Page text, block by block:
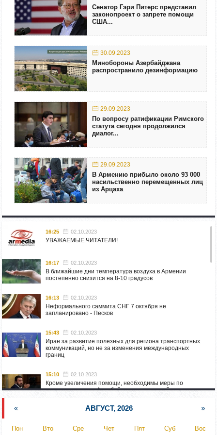
Сенатор Гэри Питерс представил
законопроект о запрете помощи
США...
30.09.2023
Минобороны Азербайджана
распространило дезинформацию
29.09.2023
По вопросу ратификации Римского
статута сегодня продолжился
диалог...
29.09.2023
В Армению прибыло около 93 000
насильственно перемещенных лиц
из Арцаха
16:25 02.10.2023
УВАЖАЕМЫЕ ЧИТАТЕЛИ!
16:17 02.10.2023
В ближайшие дни температура воздуха в Армении
постепенно снизится на 8-10 градусов
16:13 02.10.2023
Неформального саммита СНГ 7 октября не
запланировано - Песков
15:43 02.10.2023
Иран за развитие полезных для региона транспортных
коммуникаций, но не за изменения международных
границ
15:10 02.10.2023
Кроме увеличения помощи, необходимы меры по
пресечению угроз Азербайджана: испанский депутат
Азербайджан обстреляли автомобиль ВС Армении,
перевозивший продовольствие
« АВГУСТ, 2026 »
Пон Вто Сре Чет Пят Суб Вос